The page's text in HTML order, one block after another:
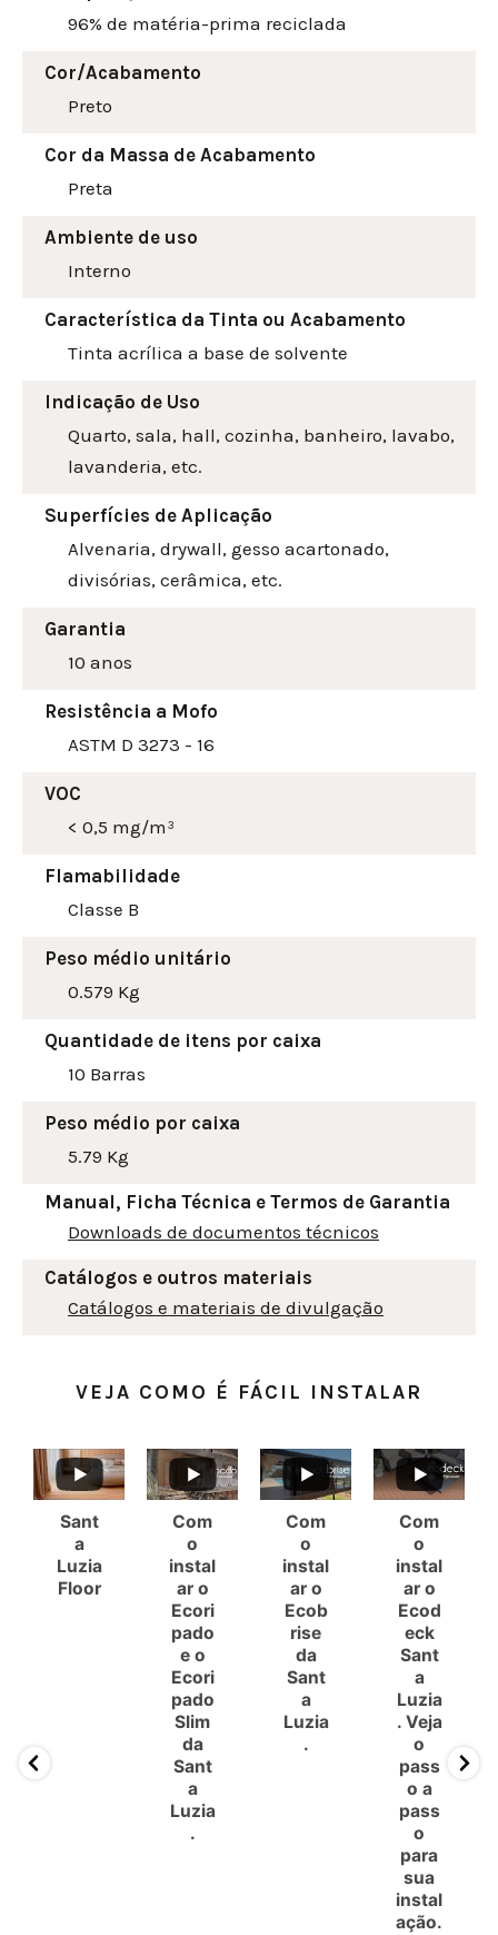
96% de matéria-prima reciclada
Cor/Acabamento
Preto
Cor da Massa de Acabamento
Preta
Ambiente de uso
Interno
Característica da Tinta ou Acabamento
Tinta acrílica a base de solvente
Indicação de Uso
Quarto, sala, hall, cozinha, banheiro, lavabo,
lavanderia, etc.
Superfícies de Aplicação
Alvenaria, drywall, gesso acartonado,
divisórias, cerâmica, etc.
Garantia
10 anos
Resistência a Mofo
ASTM D 3273 - 16
VOC
< 0,5 mg/m³
Flamabilidade
Classe B
Peso médio unitário
0.579 Kg
Quantidade de itens por caixa
10 Barras
Peso médio por caixa
5.79 Kg
Manual, Ficha Técnica e Termos de Garantia
Downloads de documentos técnicos
Catálogos e outros materiais
Catálogos e materiais de divulgação
VEJA COMO É FÁCIL INSTALAR
Sant
a
Luzia
Floor
Com
o
instal
ar o
Ecori
pado
e o
Ecori
pado
Slim
da
Sant
a
Luzia
.
Com
o
instal
ar o
Ecob
rise
da
Sant
a
Luzia
.
Com
o
instal
ar o
Ecod
eck
Sant
a
Luzia
. Veja
o
pass
o a
pass
o
para
sua
instal
ação.